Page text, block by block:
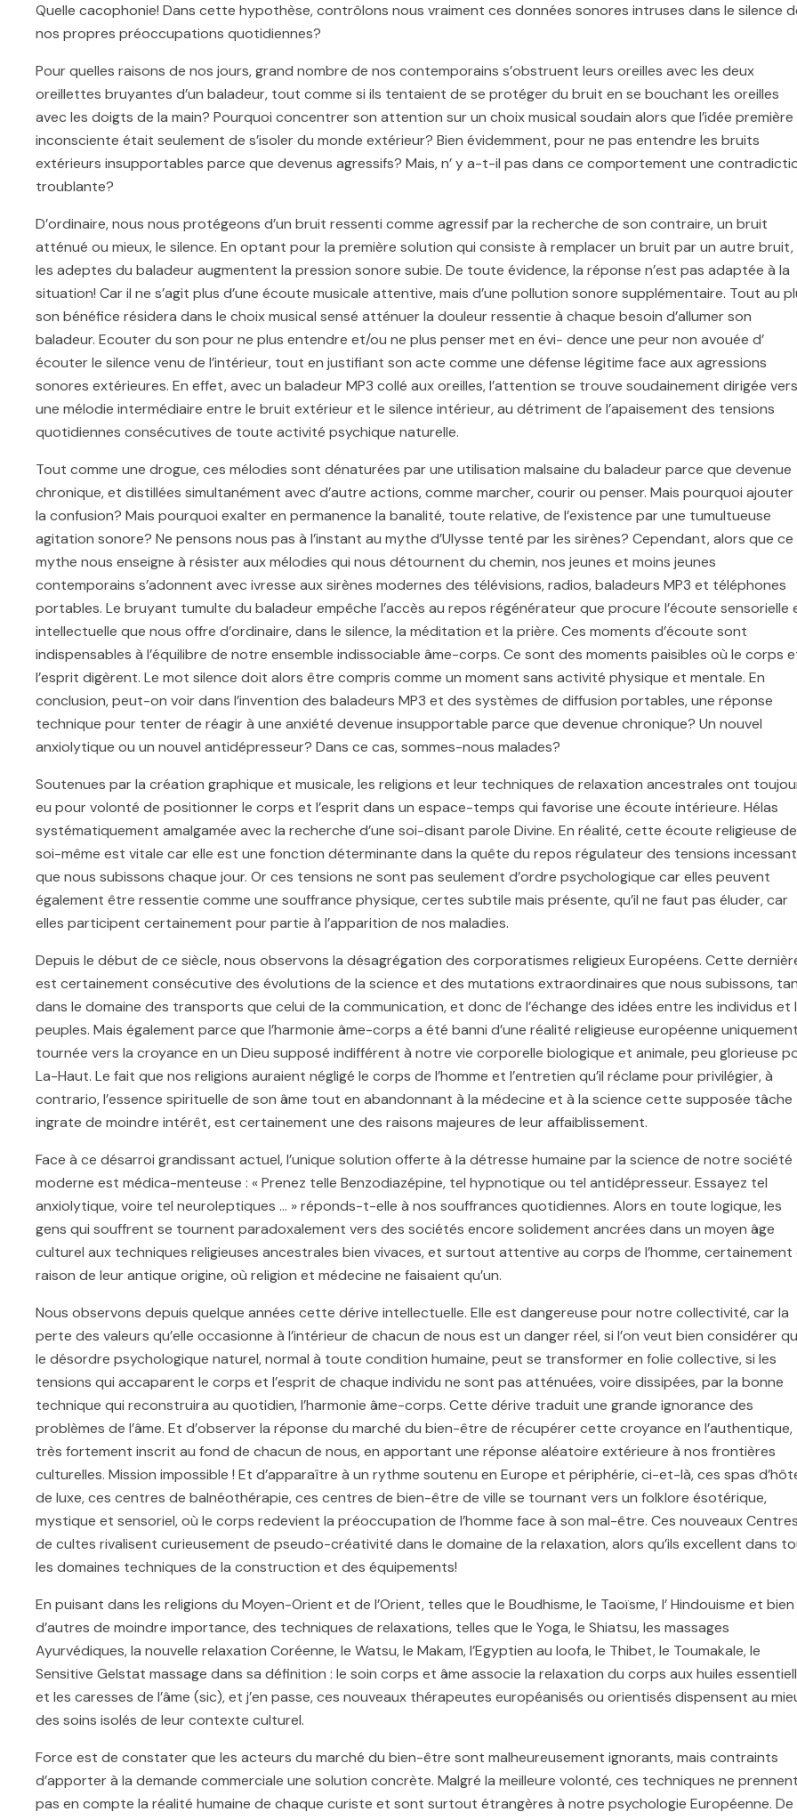
Quelle cacophonie! Dans cette hypothèse, contrôlons nous vraiment ces données sonores intruses dans le silence
nos propres préoccupations quotidiennes?
Pour quelles raisons de nos jours, grand nombre de nos contemporains s’obstruent leurs oreilles avec les deux
oreillettes bruyantes d’un baladeur, tout comme si ils tentaient de se protéger du bruit en se bouchant les oreilles
avec les doigts de la main? Pourquoi concentrer son attention sur un choix musical soudain alors que l’idée première
inconsciente était seulement de s’isoler du monde extérieur? Bien évidemment, pour ne pas entendre les bruits
extérieurs insupportables parce que devenus agressifs? Mais, n’ y a-t-il pas dans ce comportement une
troublante?
D’ordinaire, nous nous protégeons d’un bruit ressenti comme agressif par la recherche de son contraire, un bruit
atténué ou mieux, le silence. En optant pour la première solution qui consiste à remplacer un bruit par un autre bruit,
les adeptes du baladeur augmentent la pression sonore subie. De toute évidence, la réponse n’est pas adaptée à la
situation! Car il ne s’agit plus d’une écoute musicale attentive, mais d’une pollution sonore supplémentaire. Tout au
son bénéfice résidera dans le choix musical sensé atténuer la douleur ressentie à chaque besoin d’allumer son
baladeur. Ecouter du son pour ne plus entendre et/ou ne plus penser met en évi- dence une peur non avouée d’
écouter le silence venu de l’intérieur, tout en justifiant son acte comme une défense légitime face aux agressions
sonores extérieures. En effet, avec un baladeur MP3 collé aux oreilles, l’attention se trouve soudainement dirigée vers
une mélodie intermédiaire entre le bruit extérieur et le silence intérieur, au détriment de l’apaisement des tensions
quotidiennes consécutives de toute activité psychique naturelle.
Tout comme une drogue, ces mélodies sont dénaturées par une utilisation malsaine du baladeur parce que devenue
chronique, et distillées simultanément avec d’autre actions, comme marcher, courir ou penser. Mais pourquoi ajouter
la confusion? Mais pourquoi exalter en permanence la banalité, toute relative, de l’existence par une tumultueuse
agitation sonore? Ne pensons nous pas à l’instant au mythe d’Ulysse tenté par les sirènes? Cependant, alors que ce
mythe nous enseigne à résister aux mélodies qui nous détournent du chemin, nos jeunes et moins jeunes
contemporains s’adonnent avec ivresse aux sirènes modernes des télévisions, radios, baladeurs MP3 et téléphones
portables. Le bruyant tumulte du baladeur empêche l’accès au repos régénérateur que procure l’écoute sensorielle
intellectuelle que nous offre d’ordinaire, dans le silence, la méditation et la prière. Ces moments d’écoute sont
indispensables à l’équilibre de notre ensemble indissociable âme-corps. Ce sont des moments paisibles où le corps
l’esprit digèrent. Le mot silence doit alors être compris comme un moment sans activité physique et mentale. En
conclusion, peut-on voir dans l’invention des baladeurs MP3 et des systèmes de diffusion portables, une réponse
technique pour tenter de réagir à une anxiété devenue insupportable parce que devenue chronique? Un nouvel
anxiolytique ou un nouvel antidépresseur? Dans ce cas, sommes-nous malades?
Soutenues par la création graphique et musicale, les religions et leur techniques de relaxation ancestrales ont
eu pour volonté de positionner le corps et l’esprit dans un espace-temps qui favorise une écoute intérieure. Hélas
systématiquement amalgamée avec la recherche d’une soi-disant parole Divine. En réalité, cette écoute religieuse de
soi-même est vitale car elle est une fonction déterminante dans la quête du repos régulateur des tensions
que nous subissons chaque jour. Or ces tensions ne sont pas seulement d’ordre psychologique car elles peuvent
également être ressentie comme une souffrance physique, certes subtile mais présente, qu’il ne faut pas éluder, car
elles participent certainement pour partie à l’apparition de nos maladies.
Depuis le début de ce siècle, nous observons la désagrégation des corporatismes religieux Européens. Cette
est certainement consécutive des évolutions de la science et des mutations extraordinaires que nous subissons,
dans le domaine des transports que celui de la communication, et donc de l’échange des idées entre les individus et
peuples. Mais également parce que l’harmonie âme-corps a été banni d’une réalité religieuse européenne uniquement
tournée vers la croyance en un Dieu supposé indifférent à notre vie corporelle biologique et animale, peu glorieuse
La-Haut. Le fait que nos religions auraient négligé le corps de l’homme et l’entretien qu’il réclame pour privilégier, à
contrario, l’essence spirituelle de son âme tout en abandonnant à la médecine et à la science cette supposée tâche
ingrate de moindre intérêt, est certainement une des raisons majeures de leur affaiblissement.
Face à ce désarroi grandissant actuel, l’unique solution offerte à la détresse humaine par la science de notre société
moderne est médica-menteuse : « Prenez telle Benzodiazépine, tel hypnotique ou tel antidépresseur. Essayez tel
anxiolytique, voire tel neuroleptiques … » réponds-t-elle à nos souffrances quotidiennes. Alors en toute logique, les
gens qui souffrent se tournent paradoxalement vers des sociétés encore solidement ancrées dans un moyen âge
culturel aux techniques religieuses ancestrales bien vivaces, et surtout attentive au corps de l’homme, certainement
raison de leur antique origine, où religion et médecine ne faisaient qu’un.
Nous observons depuis quelque années cette dérive intellectuelle. Elle est dangereuse pour notre collectivité, car la
perte des valeurs qu’elle occasionne à l’intérieur de chacun de nous est un danger réel, si l’on veut bien considérer
le désordre psychologique naturel, normal à toute condition humaine, peut se transformer en folie collective, si les
tensions qui accaparent le corps et l’esprit de chaque individu ne sont pas atténuées, voire dissipées, par la bonne
technique qui reconstruira au quotidien, l’harmonie âme-corps. Cette dérive traduit une grande ignorance des
problèmes de l’âme. Et d’observer la réponse du marché du bien-être de récupérer cette croyance en l’authentique,
très fortement inscrit au fond de chacun de nous, en apportant une réponse aléatoire extérieure à nos frontières
culturelles. Mission impossible ! Et d’apparaître à un rythme soutenu en Europe et périphérie, ci-et-là, ces spas
de luxe, ces centres de balnéothérapie, ces centres de bien-être de ville se tournant vers un folklore ésotérique,
mystique et sensoriel, où le corps redevient la préoccupation de l’homme face à son mal-être. Ces nouveaux Centres
de cultes rivalisent curieusement de pseudo-créativité dans le domaine de la relaxation, alors qu’ils excellent dans
les domaines techniques de la construction et des équipements!
En puisant dans les religions du Moyen-Orient et de l’Orient, telles que le Boudhisme, le Taoïsme, l’ Hindouisme et bien
d’autres de moindre importance, des techniques de relaxations, telles que le Yoga, le Shiatsu, les massages
Ayurvédiques, la nouvelle relaxation Coréenne, le Watsu, le Makam, l’Egyptien au loofa, le Thibet, le Toumakale, le
Sensitive Gelstat massage dans sa définition : le soin corps et âme associe la relaxation du corps aux huiles
et les caresses de l’âme (sic), et j’en passe, ces nouveaux thérapeutes européanisés ou orientisés dispensent au
des soins isolés de leur contexte culturel.
Force est de constater que les acteurs du marché du bien-être sont malheureusement ignorants, mais contraints
d’apporter à la demande commerciale une solution concrète. Malgré la meilleure volonté, ces techniques ne prennent
pas en compte la réalité humaine de chaque curiste et sont surtout étrangères à notre psychologie Européenne. De